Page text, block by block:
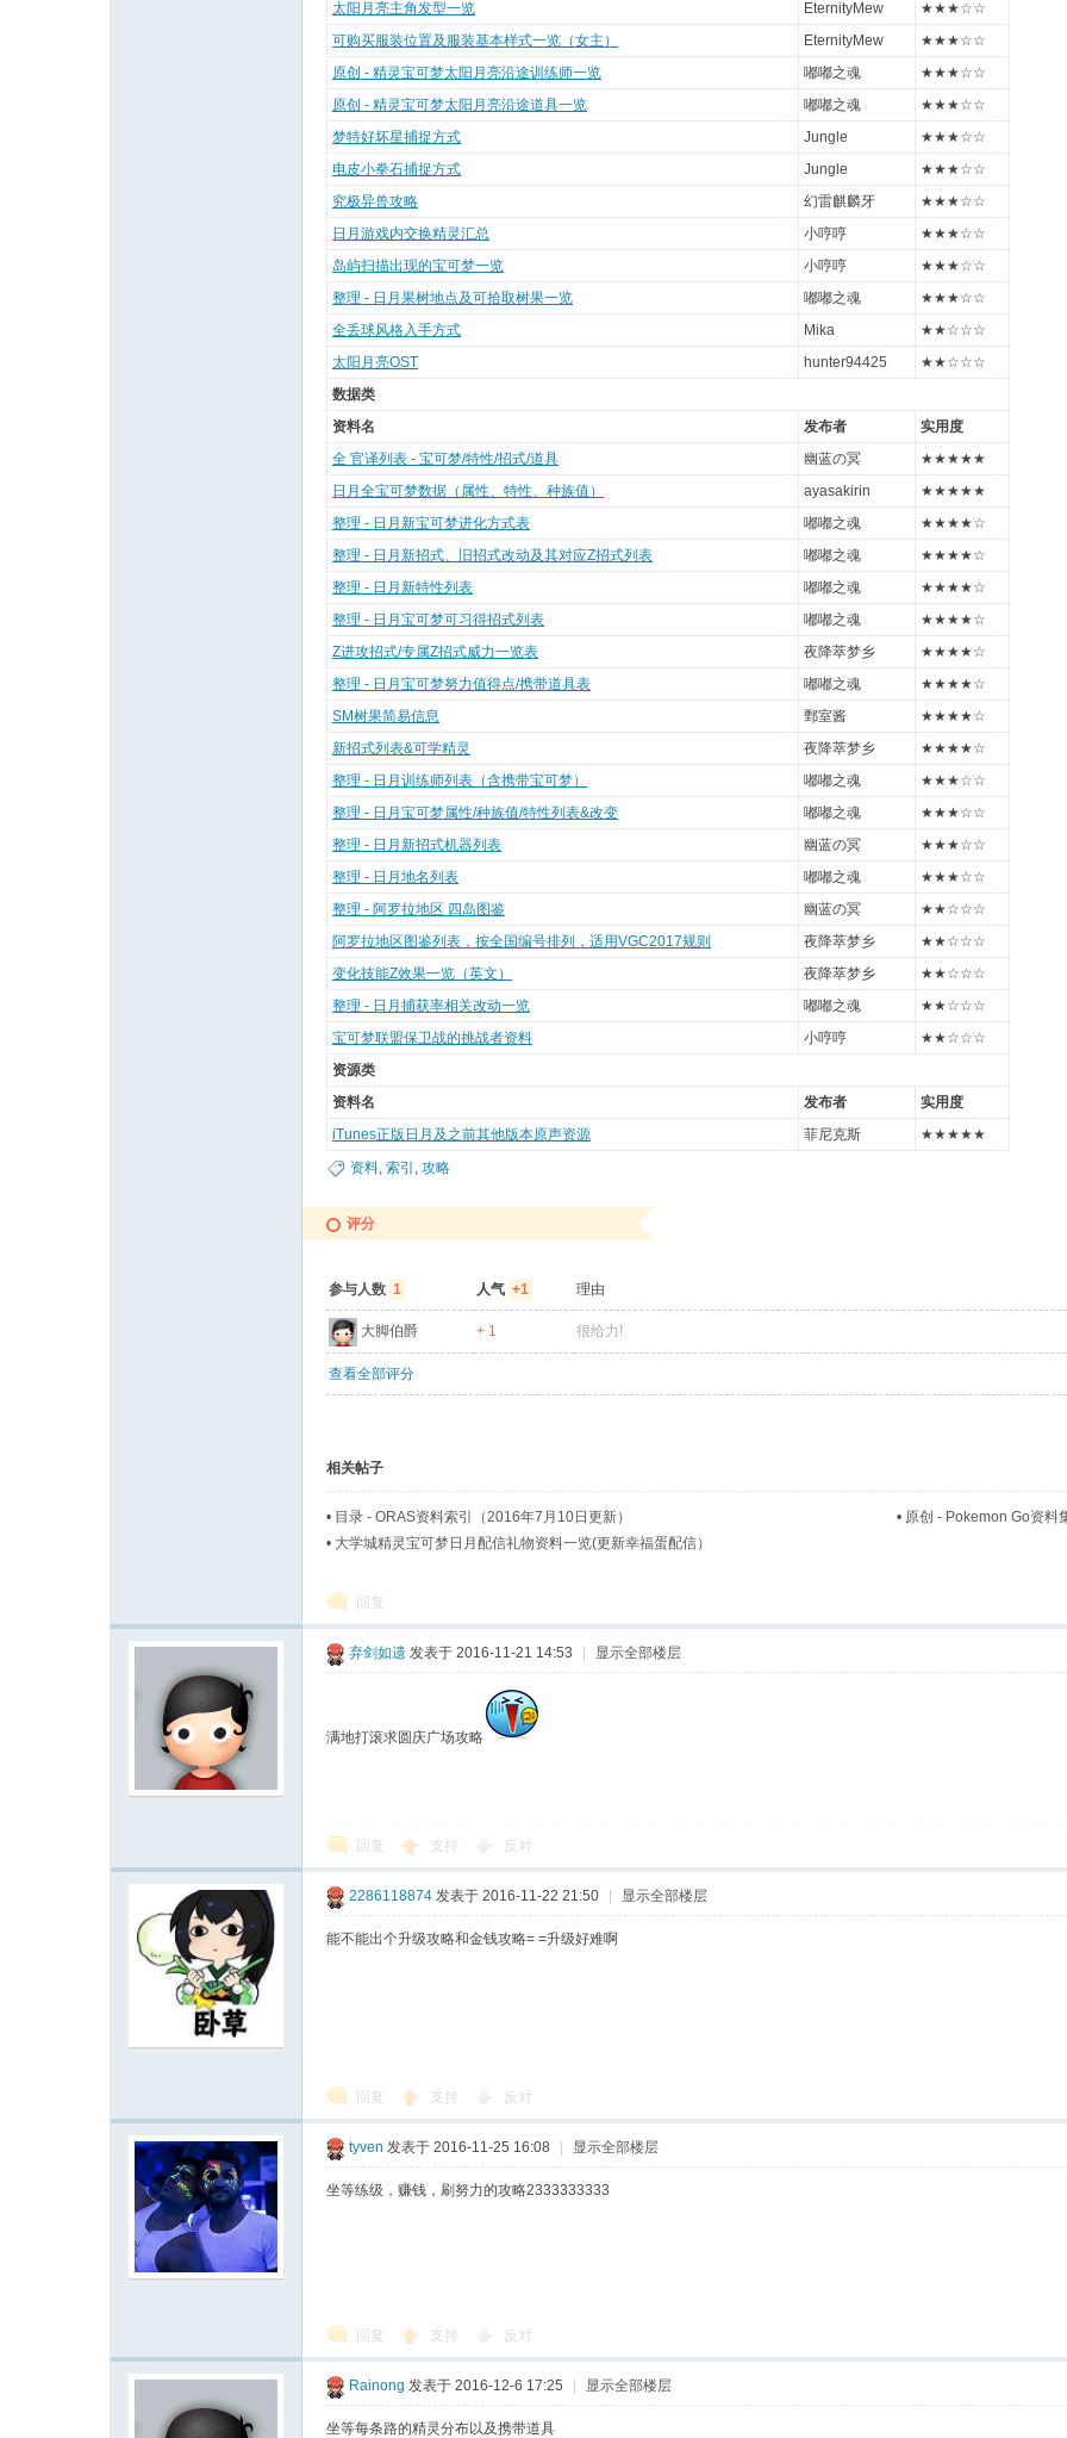
太阳月亮主角发型一览
EternityMew
★★★☆☆
可购买服装位置及服装基本样式一览（女主）
EternityMew
★★★☆☆
原创 - 精灵宝可梦太阳月亮沿途训练师一览
嘟嘟之魂
★★★☆☆
原创 - 精灵宝可梦太阳月亮沿途道具一览
嘟嘟之魂
★★★☆☆
梦特好坏星捕捉方式
Jungle
★★★☆☆
电皮小拳石捕捉方式
Jungle
★★★☆☆
究极异兽攻略
幻雷麒麟牙
★★★☆☆
日月游戏内交换精灵汇总
小哼哼
★★★☆☆
岛屿扫描出现的宝可梦一览
小哼哼
★★★☆☆
整理 - 日月果树地点及可拾取树果一览
嘟嘟之魂
★★★☆☆
全丢球风格入手方式
Mika
★★☆☆☆
太阳月亮OST
hunter94425
★★☆☆☆
数据类
资料名
发布者
实用度
全 官译列表 - 宝可梦/特性/招式/道具
幽蓝の冥
★★★★★
日月全宝可梦数据（属性、特性、种族值）
ayasakirin
★★★★★
整理 - 日月新宝可梦进化方式表
嘟嘟之魂
★★★★☆
整理 - 日月新招式、旧招式改动及其对应Z招式列表
嘟嘟之魂
★★★★☆
整理 - 日月新特性列表
嘟嘟之魂
★★★★☆
整理 - 日月宝可梦可习得招式列表
嘟嘟之魂
★★★★☆
Z进攻招式/专属Z招式威力一览表
夜降萃梦乡
★★★★☆
整理 - 日月宝可梦努力值得点/携带道具表
嘟嘟之魂
★★★★☆
SM树果简易信息
鄄室酱
★★★★☆
新招式列表&可学精灵
夜降萃梦乡
★★★★☆
整理 - 日月训练师列表（含携带宝可梦）
嘟嘟之魂
★★★☆☆
整理 - 日月宝可梦属性/种族值/特性列表&改变
嘟嘟之魂
★★★☆☆
整理 - 日月新招式机器列表
幽蓝の冥
★★★☆☆
整理 - 日月地名列表
嘟嘟之魂
★★★☆☆
整理 - 阿罗拉地区 四岛图鉴
幽蓝の冥
★★☆☆☆
阿罗拉地区图鉴列表，按全国编号排列，适用VGC2017规则
夜降萃梦乡
★★☆☆☆
变化技能Z效果一览（英文）
夜降萃梦乡
★★☆☆☆
整理 - 日月捕获率相关改动一览
嘟嘟之魂
★★☆☆☆
宝可梦联盟保卫战的挑战者资料
小哼哼
★★☆☆☆
资源类
资料名
发布者
实用度
iTunes正版日月及之前其他版本原声资源
菲尼克斯
★★★★★
资料, 索引 , 攻略
评分
参与人数 1 人气 +1 理由
大脚伯爵 + 1 很给力!
查看全部评分
相关帖子
• 目录 - ORAS资料索引（2016年7月10日更新） • 原创 - Pokemon Go资料
• 大学城精灵宝可梦日月配信礼物资料一览(更新幸福蛋配信）
回复
弃剑如遗 发表于 2016-11-21 14:53 | 显示全部楼层
满地打滚求圆庆广场攻略
回复 支持 反对
2286118874 发表于 2016-11-22 21:50 | 显示全部楼层
能不能出个升级攻略和金钱攻略= =升级好难啊
回复 支持 反对
tyven 发表于 2016-11-25 16:08 | 显示全部楼层
坐等练级，赚钱，刷努力的攻略2333333333
回复 支持 反对
Rainong 发表于 2016-12-6 17:25 | 显示全部楼层
坐等每条路的精灵分布以及携带道具